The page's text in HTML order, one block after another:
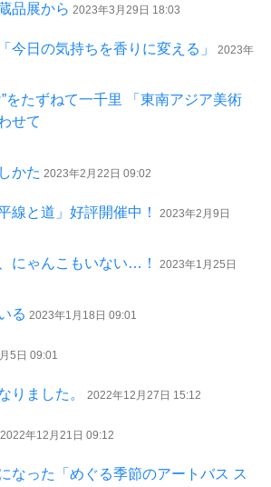
品展から 2023年3月29日 18:03
今日の気持ちを香りに変える」
2023年
をたずねて一千里 「東南アジア美術
せて
かた 2023年2月22日 09:02
線と道」好評開催中！
2023年2月9日
にゃんこもいない…！
2023年1月25日
る 2023年1月18日 09:01
5日 09:01
りました。 2022年12月27日 15:12
2022年12月21日 09:12
なった「めぐる季節のアートバス ス